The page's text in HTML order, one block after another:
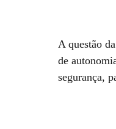
A questão
de
segurança,